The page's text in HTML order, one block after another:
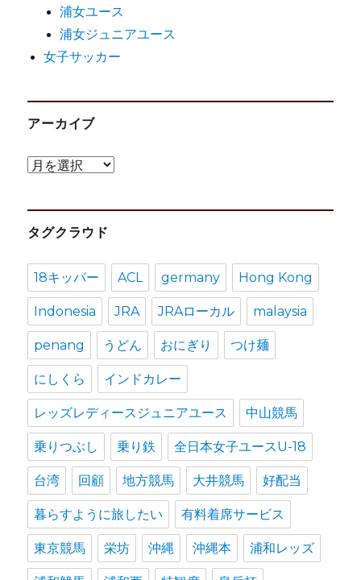
浦女ユース
浦女ジュニアユース
女子サッカー
アーカイブ
ア
カ
イ
タグクラウド
18キッパー ACL germany Hong Kong
Indonesia JRA JRAローカル malaysia
penang うどん おにぎり つけ麺
にしくら インドカレー
レッズレディースジュニアユース 中山競馬
乗りつぶし 乗り鉄 全日本女子ユースU-18
台湾 回顧 地方競馬 大井競馬 好配当
暮らすように旅したい 有料着席サービス
東京競馬 栄坊 沖縄 沖縄本 浦和レッズ